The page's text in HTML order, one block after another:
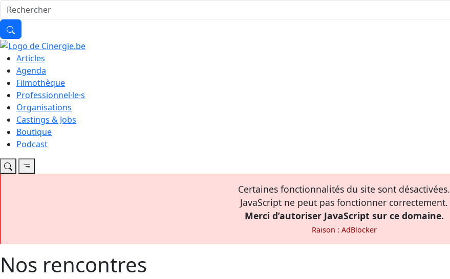
Articles
Agenda
Filmothèque
Professionnel·le·s
Organisations
Castings & Jobs
Boutique
Podcast
Certaines fonctionnalités du site sont désactivées.
JavaScript ne peut pas fonctionner correctement.
Merci d’autoriser JavaScript sur ce domaine.
Raison : AdBlocker
Nos rencontres